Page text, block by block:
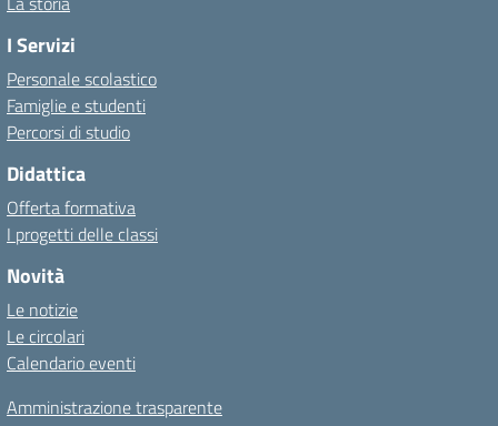
I Servizi
Personale scolastico
Famiglie e studenti
Percorsi di studio
Didattica
Offerta formativa
I progetti delle classi
Novità
Le notizie
Le circolari
Calendario eventi
Amministrazione trasparente